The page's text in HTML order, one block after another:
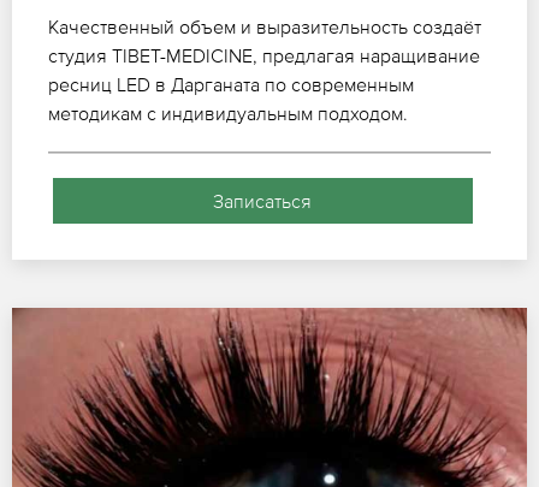
Качественный объем и выразительность создаёт
студия TIBET-MEDICINE, предлагая наращивание
ресниц LED в Дарганата по современным
методикам с индивидуальным подходом.
Записаться